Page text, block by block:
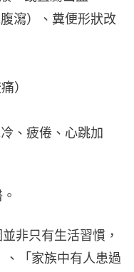
瀉）、糞便形狀改
）
、疲倦、心跳加
非只有生活習慣，
「家族中有人患過